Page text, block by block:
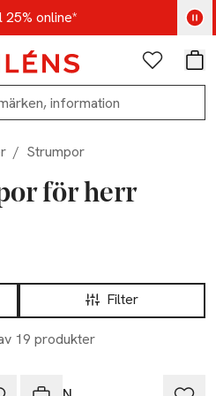
25% online*
- Shoppa nu
Favoriter
/ Strumpor
för herr
Filter
19 produkter